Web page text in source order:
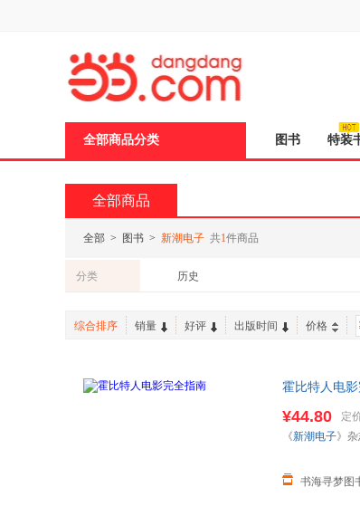
全部商品分类 图书 特装
全部商品
全部 > 图书 > 新潮电子 共1件商品
分类 历史
综合排序 销量 好评 出版时间 价格
霍比特人电
¥44.80 定
书海寻梦图
《新潮电子》
页